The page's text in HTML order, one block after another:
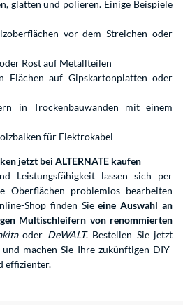
glätten und polieren. Einige Beispiele
vor dem Streichen oder
Rost auf Metallteilen
Flächen auf Gipskartonplatten oder
in Trockenbauwänden mit einem
für Elektrokabel
jetzt bei ALTERNATE kaufen
Leistungsfähigkeit lassen sich per
Oberflächen problemlos bearbeiten
Shop finden Sieeine Auswahl an
Multischleifern von renommierten
oder DeWALT. Bestellen Sie jetzt
machen Sie Ihre zukünftigen DIY-
effizienter.